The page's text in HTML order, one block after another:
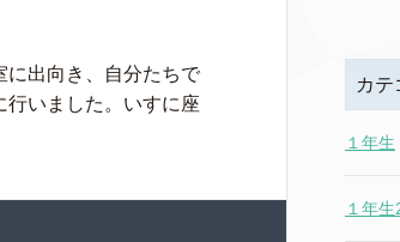
に出向き、自分たちで
いました。いすに座
カテ
１年生
１年